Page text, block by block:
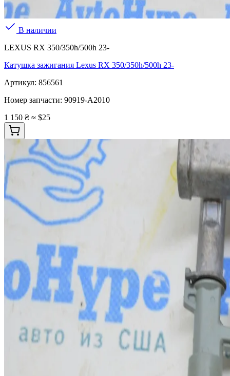
В наличии
LEXUS RX 350/350h/500h 23-
Катушка зажигания Lexus RX 350/350h/500h 23-
Артикул: 856561
Номер запчасти: 90919-A2010
1 150 ₴ ≈ $25